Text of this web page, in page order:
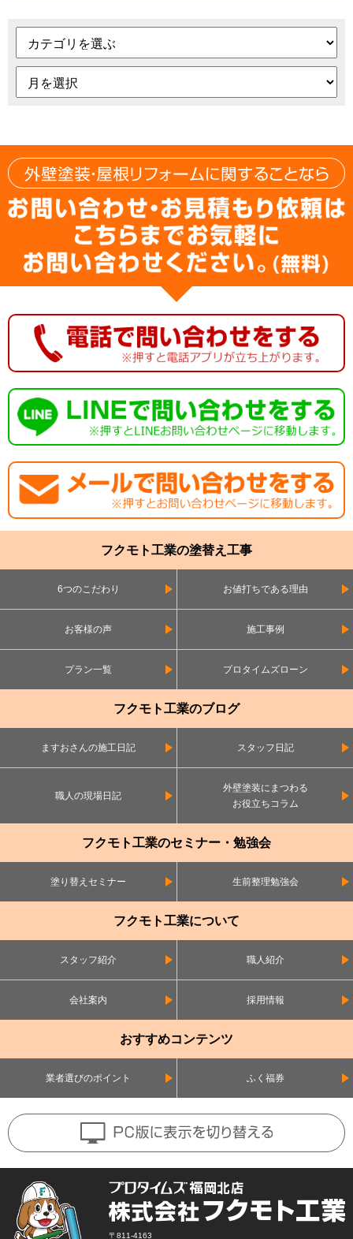
フクモト工業の塗替え工事
6つのこだわり お値打ちである理由
お客様の声 施工事例
プラン一覧 プロタイムズローン
フクモト工業のブログ
ますおさんの施工日記 スタッフ日記
職人の現場日記
外壁塗装にまつわる
お役立ちコラム
フクモト工業のセミナー・勉強会
塗り替えセミナー 生前整理勉強会
フクモト工業について
スタッフ紹介 職人紹介
会社案内 採用情報
おすすめコンテンツ
業者選びのポイント ふく福券
〒811-4163